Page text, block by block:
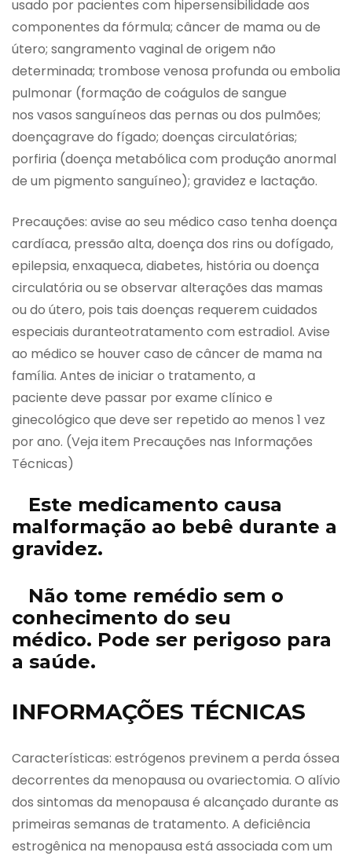
usado por pacientes com hipersensibilidade aos
componentes da fórmula; câncer de mama ou de
útero; sangramento vaginal de origem não
determinada; trombose venosa profunda ou embolia
pulmonar (formação de coágulos de sangue
nos vasos sanguíneos das pernas ou dos pulmões;
doençagrave do fígado; doenças circulatórias;
porfiria (doença metabólica com produção anormal
de um pigmento sanguíneo); gravidez e lactação.
Precauções: avise ao seu médico caso tenha doença
cardíaca, pressão alta, doença dos rins ou dofígado,
epilepsia, enxaqueca, diabetes, história ou doença
circulatória ou se observar alterações das mamas
ou do útero, pois tais doenças requerem cuidados
especiais duranteotratamento com estradiol. Avise
ao médico se houver caso de câncer de mama na
família. Antes de iniciar o tratamento, a
paciente deve passar por exame clínico e
ginecológico que deve ser repetido ao menos 1 vez
por ano. (Veja item Precauções nas Informações
Técnicas)
Este medicamento causa
malformação ao bebê durante a
gravidez.
Não tome remédio sem o
conhecimento do seu
médico. Pode ser perigoso para
a saúde.
INFORMAÇÕES TÉCNICAS
Características: estrógenos previnem a perda óssea
decorrentes da menopausa ou ovariectomia. O alívio
dos sintomas da menopausa é alcançado durante as
primeiras semanas de tratamento. A deficiência
estrogênica na menopausa está associada com um